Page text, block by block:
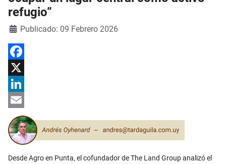
refugio”
DetallesPublicado: 09 Febrero 2026
Facebook
X
LinkedIn
Email
Desde Agro en Punta, el cofundador de The Land Group analizó el